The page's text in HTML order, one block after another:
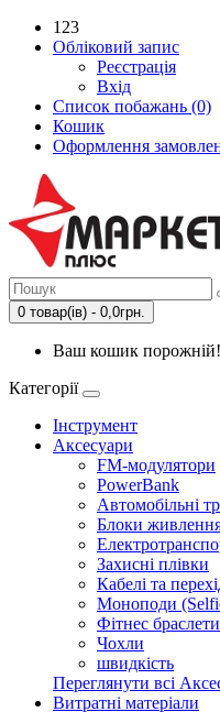
123
Обліковий запис
Реєстрація
Вхід
Список побажань (0)
Кошик
Оформлення
0 товар(ів) - 0,0грн.
Ваш кошик порожній!
Категорії
Інструмент
Аксесуари
FM-модулятори
PowerBank
Автомобільні
Блоки
Захисні плівки
Кабелі та
Моноподи
Фітнес
Чохли
швидкість
Переглянути всі
Витратні матеріали